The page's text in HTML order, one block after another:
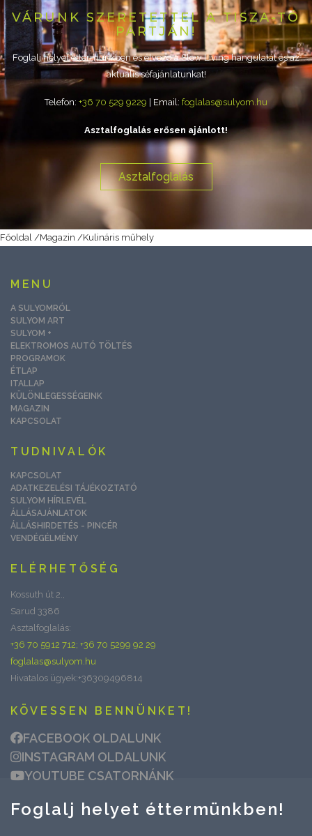
VÁRUNK SZERETETTEL A TISZA-TÓ
PARTJÁN!
Foglalj helyet éttermünkben és élvezd a Slow Living hangulatát és az
aktuális séfajánlatunkat!
Telefon: +36 70 529 9229 | Email: foglalas@sulyom.hu
Asztalfoglalás erősen ajánlott!
Asztalfoglalás
Főoldal /Magazin /Kulináris műhely
MENU
A SULYOMRÓL
SULYOM ART
SULYOM +
ELEKTROMOS AUTÓ TÖLTÉS
PROGRAMOK
ÉTLAP
ITALLAP
KÜLÖNLEGESSÉGEINK
MAGAZIN
KAPCSOLAT
TUDNIVALÓK
KAPCSOLAT
ADATKEZELÉSI TÁJÉKOZTATÓ
SULYOM HÍRLEVÉL
ÁLLÁSAJÁNLATOK
ÁLLÁSHIRDETÉS - PINCÉR
VENDÉGÉLMÉNY
ELÉRHETŐSÉG
Kossuth út 2.,
Sarud 3386
Asztalfoglalás:
+36 70 5912 712; +36 70 5299 92 29
foglalas@sulyom.hu
Hivatalos ügyek:+36309496814
KÖVESSEN BENNÜNKET!
FACEBOOK OLDALUNK
INSTAGRAM OLDALUNK
YOUTUBE CSATORNÁNK
Foglalj helyet éttermünkben!